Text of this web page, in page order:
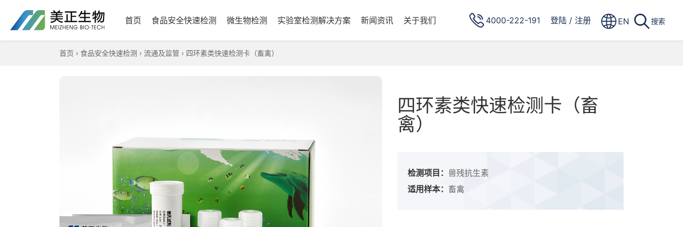
首页 食品安全快速检测 微生物检测 实验室检测解决方案 新闻资讯 关于我们 4000-222-191 登陆 / 注册 EN 搜索
首页 › 食品安全快速检测 › 流通及监管 › 四环素类快速检测卡（畜禽）
四环素类快速检测卡（畜
禽）
检测项目： 兽残抗生素
适用样本： 畜禽